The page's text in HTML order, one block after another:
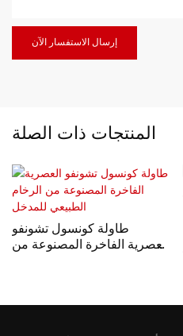
إرسال الاستفسار الآن
المنتجات ذات الصلة
طاولة كونسول تشونفو
العصرية الفاخرة المصنوعة من